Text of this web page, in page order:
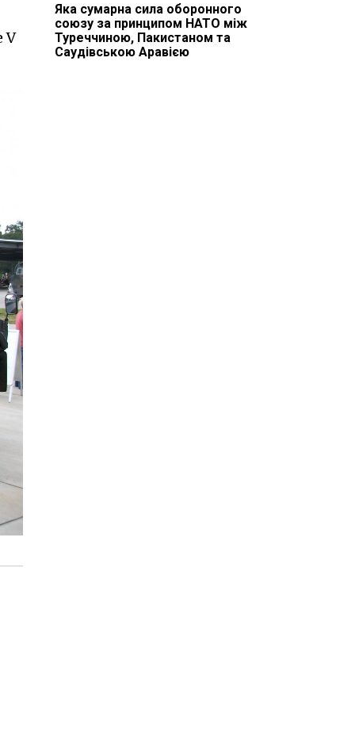
V
Яка сумарна сила оборонного
союзу за принципом НАТО між
Туреччиною, Пакистаном та
Саудівською Аравією